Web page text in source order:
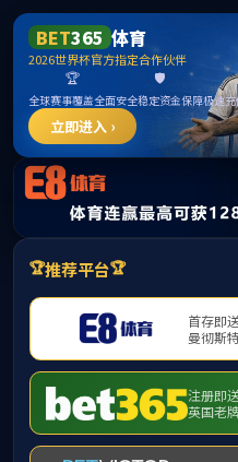
beats365(有限
提示：访问地址无效，
首页